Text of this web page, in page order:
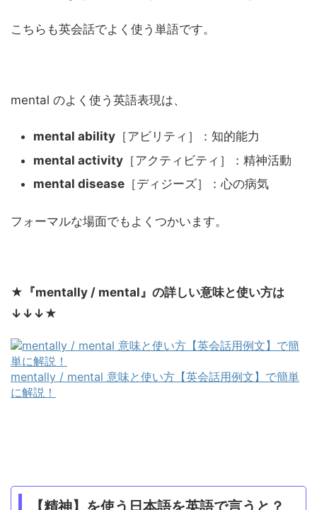
こちらも英会話でよく使う単語です。
mental のよく使う英語表現は、
mental ability ［アビリティ］：知的能力
mental activity ［アクティビティ］：精神活動
mental disease ［ディジーズ］：心の病気
フォーマルな場面でもよくつかいます。
★ 『mentally / mental』の詳しい意味と使い方は
↓↓↓ ★
mentally / mental 意味と使い方【英会話用例文】で簡単
に解説！
【精神】を使う日本語を英語で言うと？